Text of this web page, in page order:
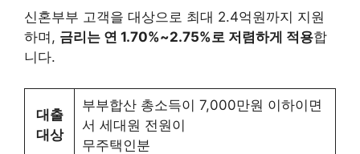
신혼부부 고객을 대상으로 최대 2.4억원까지 지원
하며, 금리는 연 1.70%~2.75%로 저렴하게 적용합
니다.
대출
대상
부부합산 총소득이 7,000만원 이하이면
서 세대원 전원이
무주택인분